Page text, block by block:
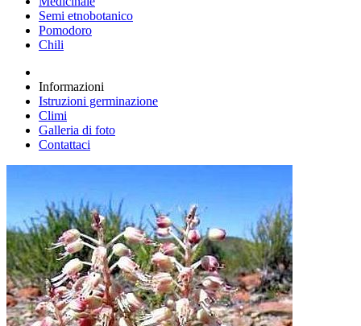
Semi etnobotanico
Pomodoro
Chili
Informazioni
Istruzioni germinazione
Climi
Galleria di foto
Contattaci